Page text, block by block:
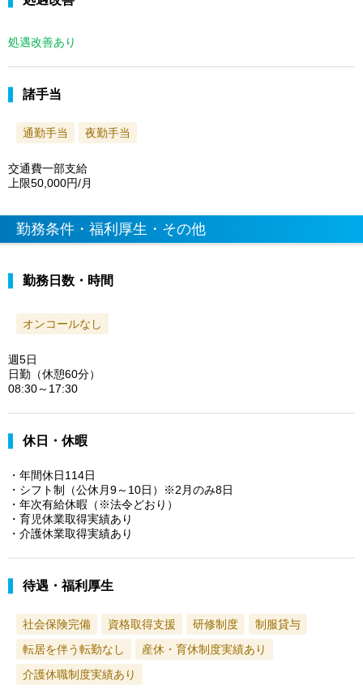
処遇改善あり
諸手当
通勤手当 夜勤手当
交通費一部支給
上限50,000円/月
勤務条件・福利厚生・その他
勤務日数・時間
オンコールなし
週5日
日勤（休憩60分）
08:30～17:30
休日・休暇
・年間休日114日
・シフト制（公休月9～10日）※2月のみ8日
・年次有給休暇（※法令どおり）
・育児休業取得実績あり
・介護休業取得実績あり
待遇・福利厚生
社会保険完備 資格取得支援 研修制度
制服貸与
転居を伴う転勤なし
産休・育休制度実績あり
介護休職制度実績あり